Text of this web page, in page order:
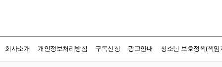
회사소개 개인정보처리방침 구독신청 광고안내 청소년 보호정책(책임